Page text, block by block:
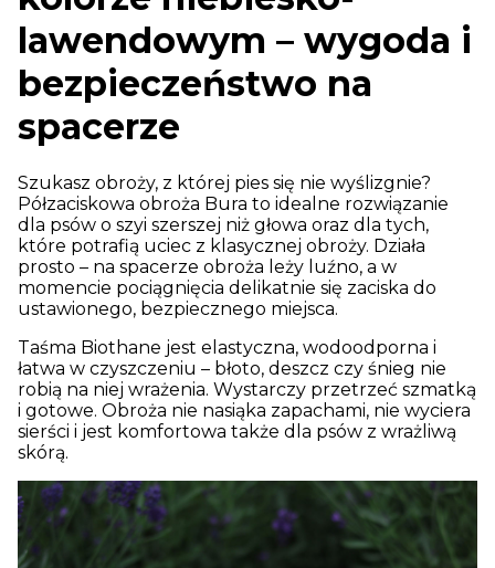
lawendowym – wygoda i
bezpieczeństwo na
spacerze
Szukasz obroży, z której pies się nie wyślizgnie?
Półzaciskowa obroża Bura to idealne rozwiązanie
dla psów o szyi szerszej niż głowa oraz dla tych,
które potrafią uciec z klasycznej obroży. Działa
prosto – na spacerze obroża leży luźno, a w
momencie pociągnięcia delikatnie się zaciska do
ustawionego, bezpiecznego miejsca.
Taśma Biothane jest elastyczna, wodoodporna i
łatwa w czyszczeniu – błoto, deszcz czy śnieg nie
robią na niej wrażenia. Wystarczy przetrzeć szmatką
i gotowe. Obroża nie nasiąka zapachami, nie wyciera
sierści i jest komfortowa także dla psów z wrażliwą
skórą.